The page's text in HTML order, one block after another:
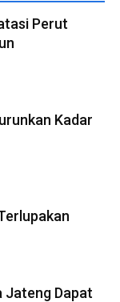
Perut
Kadar
Jateng Dapat